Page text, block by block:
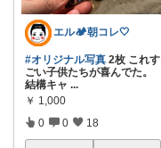
エル🏕朝コレ🤍
#オリジナル写真 2枚 これす
ごい子供たちが喜んでた。
結構キャ ...
￥ 1,000
0 0 18